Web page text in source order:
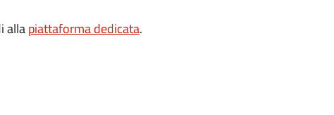
allapiattaforma dedicata.